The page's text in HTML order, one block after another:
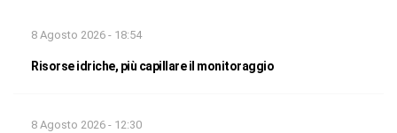
8 Agosto 2026 - 18:54
Risorse idriche, più capillare il monitoraggio
8 Agosto 2026 - 12:30